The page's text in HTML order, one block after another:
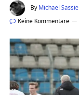
By Michael Sassie
Keine Kommentare